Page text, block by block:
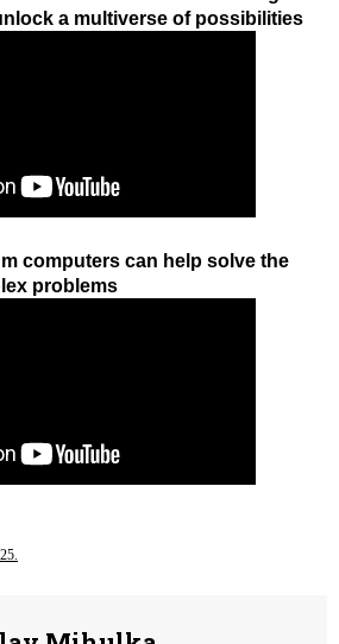
a multiverse of possibilities
computers can help solve the
problems